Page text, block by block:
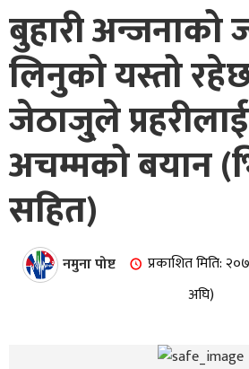
बुहारी अन्जनाको
लिनुको यस्तो
जेठाजु्ले
अचम्मको बयान
सहित)
नमुना पोष्ट
प्रकाशित मिति:
अघि)